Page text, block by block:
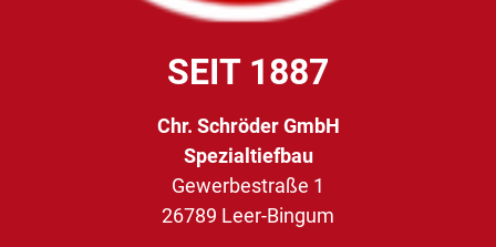
SEIT 1887
Chr. Schröder GmbH
Spezialtiefbau
Gewerbestraße 1
26789 Leer-Bingum